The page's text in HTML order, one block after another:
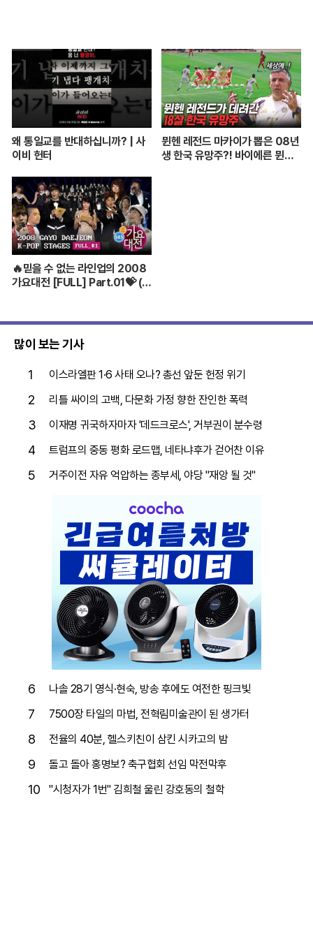
왜 통일교를 반대하십니까? | 사
이비 헌터
뮌헨 레전드 마카이가 뽑은 08년
생 한국 유망주?! 바이에른 뮌헨
🔥믿을 수 없는 라인업의 2008
가요대전 [FULL] Part.01💝 (BI
많이 보는 기사
1 이스라엘판 1·6 사태 오나? 총선 앞둔 헌정 위기
2 리틀 싸이의 고백, 다문화 가정 향한 잔인한 폭력
3 이재명 귀국하자마자 '데드크로스', 거부권이 분수령
4 트럼프의 중동 평화 로드맵, 네타냐후가 걷어찬 이유
5 거주이전 자유 억압하는 종부세, 야당 "재앙 될 것"
6 나솔 28기 영식·현숙, 방송 후에도 여전한 핑크빛
7 7500장 타일의 마법, 전혁림미술관이 된 생가터
8 전율의 40분, 헬스키친이 삼킨 시카고의 밤
9 돌고 돌아 홍명보? 축구협회 선임 막전막후
10 "시청자가 1번" 김희철 울린 강호동의 철학